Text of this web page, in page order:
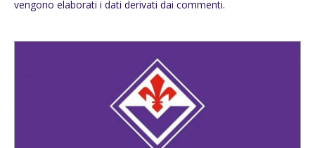
vengono elaborati i dati derivati dai commenti.